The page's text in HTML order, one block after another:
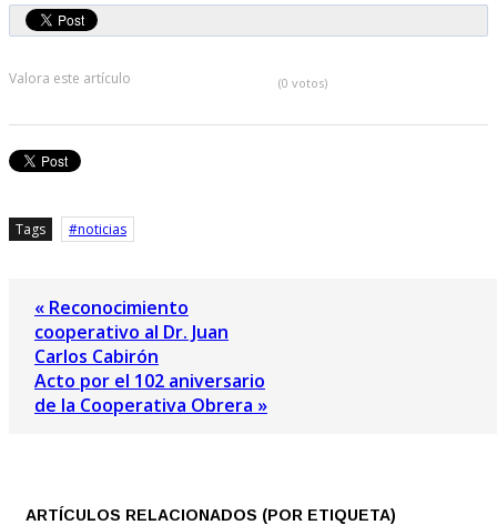
Valora este artículo (0 votos)
Tags noticias
« Reconocimiento
cooperativo al Dr. Juan
Carlos Cabirón
Acto por el 102 aniversario
de la Cooperativa Obrera »
ARTÍCULOS RELACIONADOS (POR ETIQUETA)